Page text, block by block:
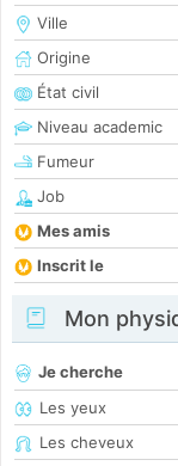
Ville
Origine
État civil
Niveau academic
Fumeur
Job
Mes amis
Inscrit le
Mon
Je cherche
Les yeux
Les cheveux